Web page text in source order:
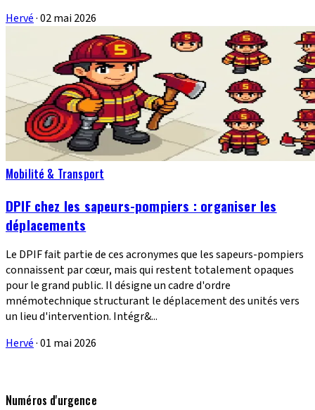
Hervé·02 mai 2026
Mobilité & Transport
DPIF chez les sapeurs-pompiers : organiser les
déplacements
Le DPIF fait partie de ces acronymes que les sapeurs-pompiers
connaissent par cœur, mais qui restent totalement opaques
pour le grand public. Il désigne un cadre d'ordre
mnémotechnique structurant le déplacement des unités vers
un lieu d'intervention. Intégr&...
Hervé·01 mai 2026
Numéros d'urgence